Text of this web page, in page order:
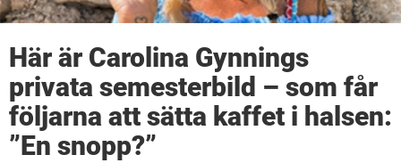
Här är Carolina Gynnings
privata semesterbild – som får
följarna att sätta kaffet i halsen:
”En snopp?”